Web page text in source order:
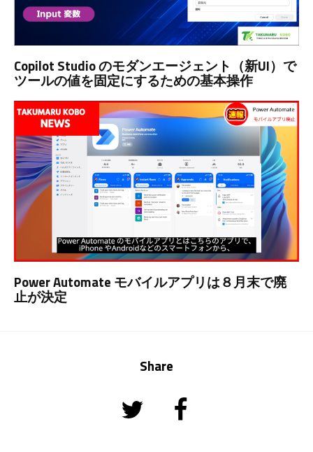
Copilot Studio のモダンエージェント（新UI）で
ツールの値を固定にするための基本操作
Power Automate モバイルアプリは８月末で廃
止が決定
Share